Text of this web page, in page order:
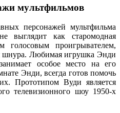
мультфильмов
персонажей мультфильма
выглядит как старомодная
голосовым проигрывателем,
шнура. Любимая игрушка Энди
особое место на его
Энди, всегда готов помочь
Прототипом Вуди является
телевизионного шоу 1950-х